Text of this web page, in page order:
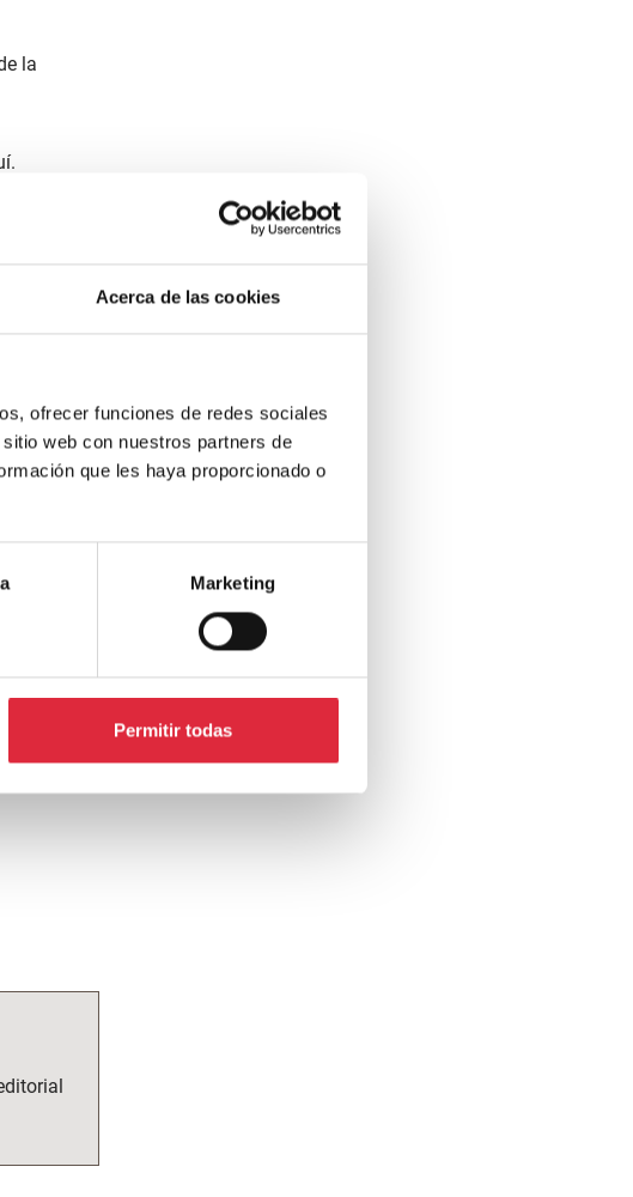
Acerca de las cookies
ofrecer funciones de redes sociales
web con nuestros partners de
que les haya proporcionado o
Marketing
Permitir todas
la
Abre la